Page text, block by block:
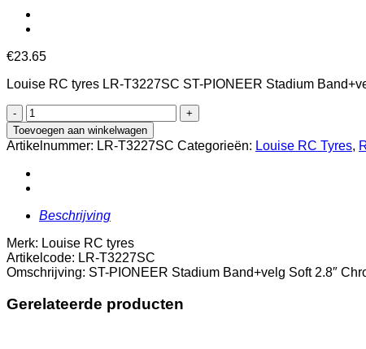
€23.65
Louise RC tyres LR-T3227SC ST-PIONEER Stadium
LOUISE
RC
ST-
PIONEER
Stadium
Band+velg
2.8"
0-
Offset
2.8"
aantal
Toevoegen aan winkelwagen
Artikelnummer: LR-T3227SC Categorieën: Louise RC Tyres,
Beschrijving
Merk: Louise RC tyres
Artikelcode: LR-T3227SC
Omschrijving: ST-PIONEER Stadium Band+velg Soft 2.8″
Gerelateerde producten